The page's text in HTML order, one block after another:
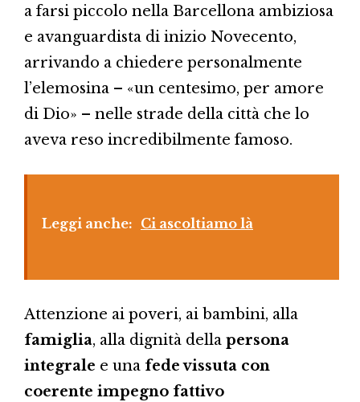
a farsi piccolo nella Barcellona ambiziosa
e avanguardista di inizio Novecento,
arrivando a chiedere personalmente
l’elemosina – «un centesimo, per amore
di Dio» – nelle strade della città che lo
aveva reso incredibilmente famoso.
Leggi anche: Ci ascoltiamo là
Attenzione ai poveri, ai bambini, alla
famiglia, alla dignità della persona
integrale e una fede vissuta con
coerente impegno fattivo